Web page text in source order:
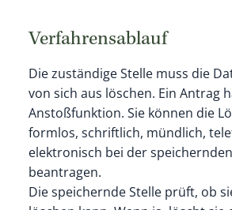
Verfahrensablauf
Die zuständige Stelle muss die
von sich aus löschen. Ein Antrag
Anstoßfunktion. Sie können die
formlos, schriftlich, mündlich,
elektronisch bei der
beantragen.
Die speichernde Stelle prüft, ob